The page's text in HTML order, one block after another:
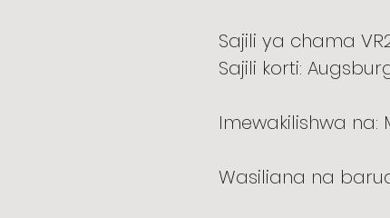
Sajili ya chama
Sajili korti:
Imewakilishwa na:
Wasiliana na